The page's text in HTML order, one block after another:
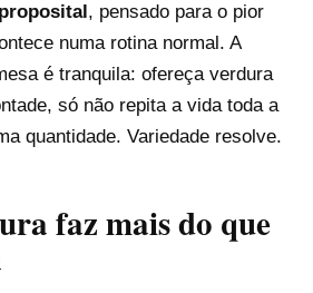
, pensado para o pior
numa rotina normal. A
é tranquila: ofereça verdura
só não repita a vida toda a
quantidade. Variedade resolve.
faz mais do que